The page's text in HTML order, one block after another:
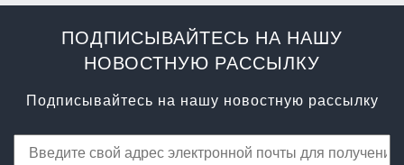
ПОДПИСЫВАЙТЕСЬ НА НАШУ
НОВОСТНУЮ РАССЫЛКУ
Подписывайтесь на нашу новостную рассылку